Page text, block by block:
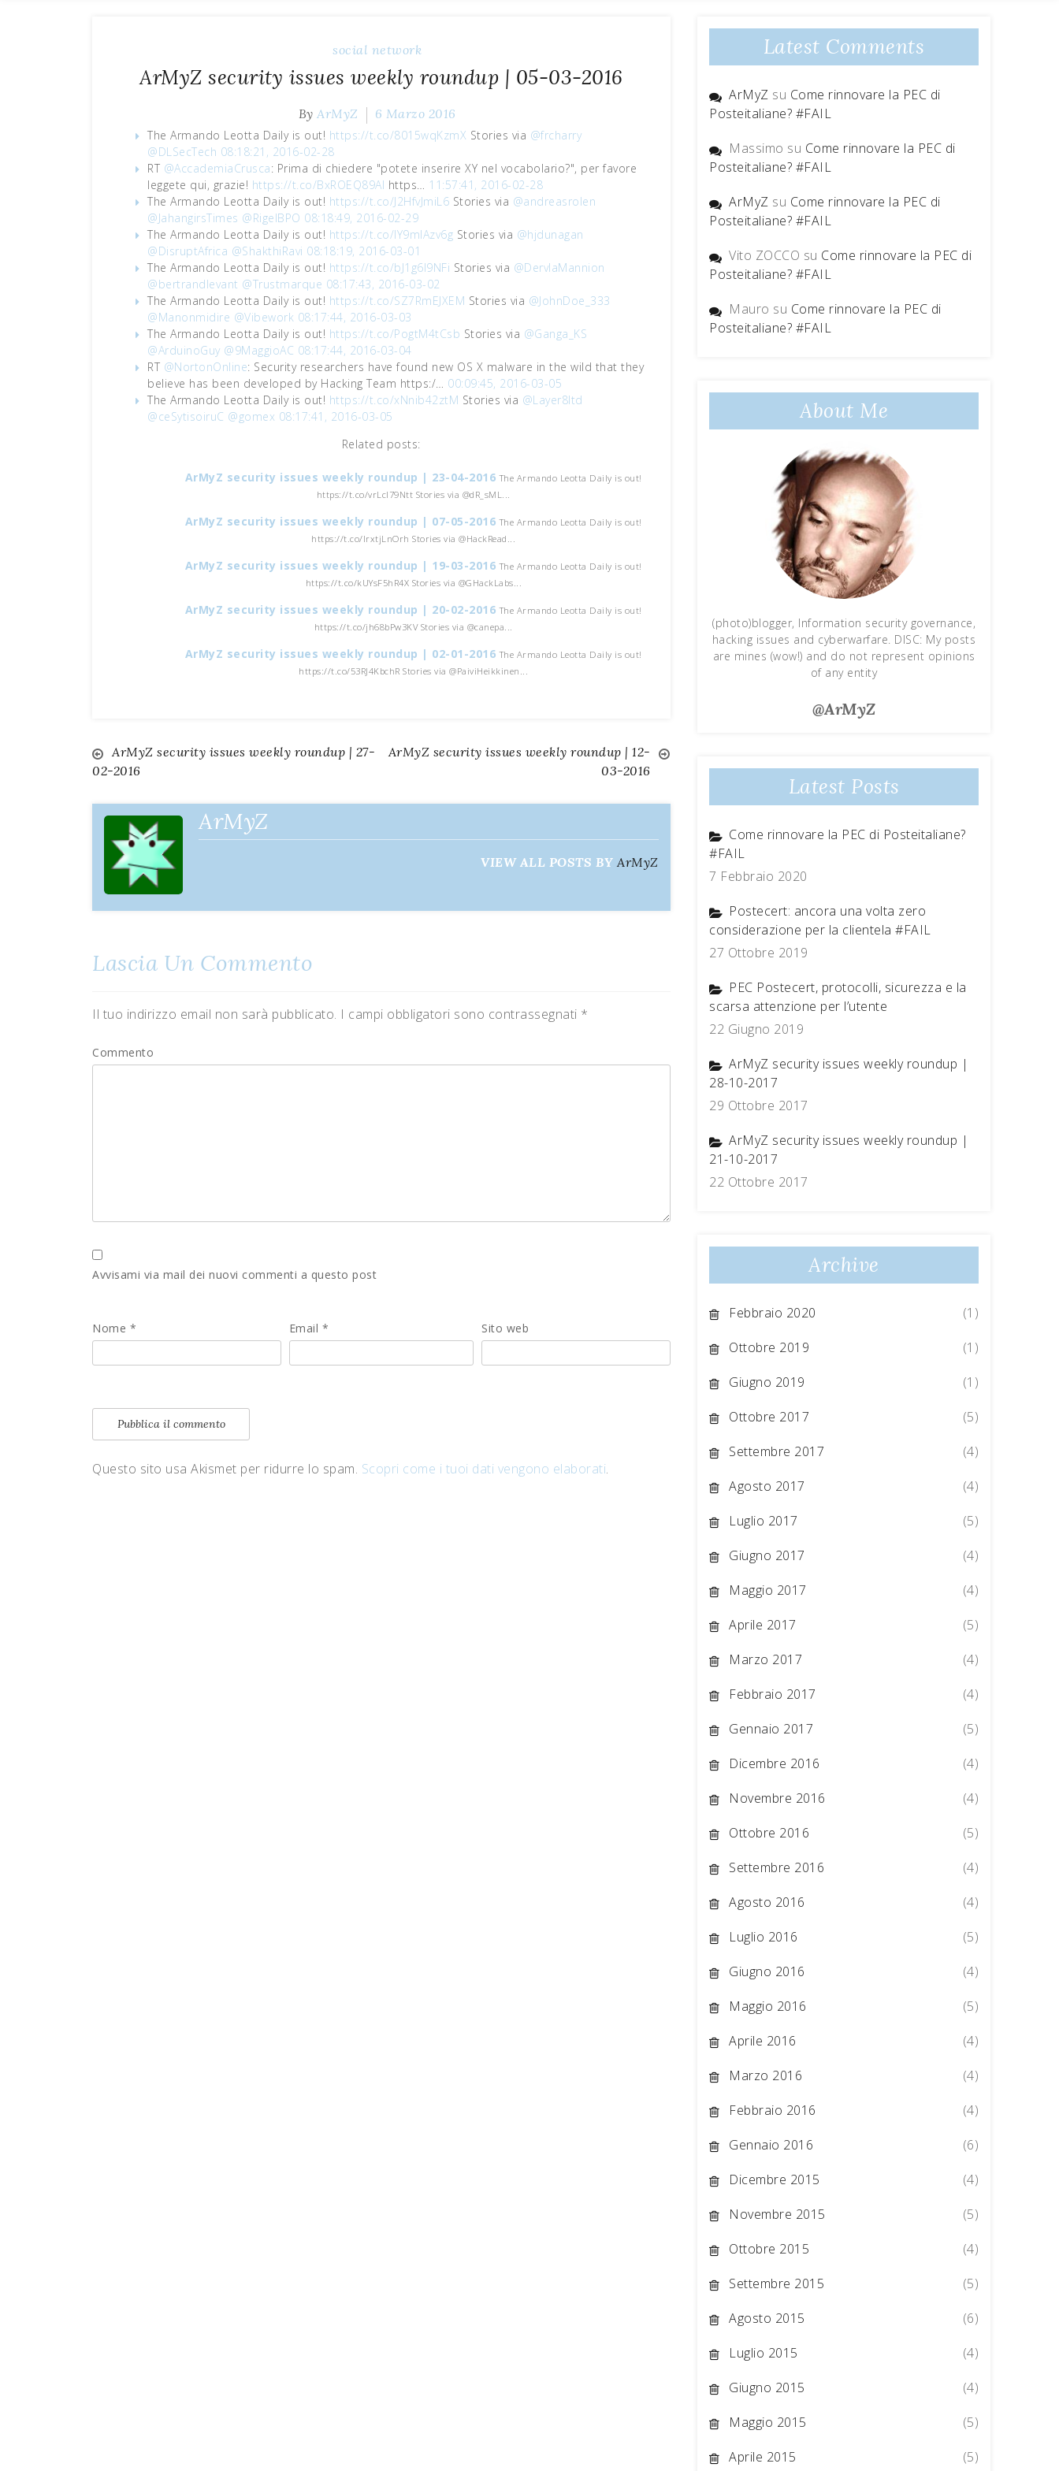
social network
ArMyZ security issues weekly roundup | 05-03-2016
ByArMyZ 6 Marzo 2016
The Armando Leotta Daily is out! https://t.co/8015wqKzmX Stories via @frcharry
@DLSecTech 08:18:21, 2016-02-28
RT @AccademiaCrusca: Prima di chiedere "potete inserire XY nel vocabolario?", per favore
leggete qui, grazie! https://t.co/BxROEQ89Al https… 11:57:41, 2016-02-28
The Armando Leotta Daily is out! https://t.co/J2HfvJmiL6 Stories via @andreasrolen
@JahangirsTimes @RigelBPO 08:18:49, 2016-02-29
The Armando Leotta Daily is out! https://t.co/IY9mIAzv6g Stories via @hjdunagan
@DisruptAfrica @ShakthiRavi 08:18:19, 2016-03-01
The Armando Leotta Daily is out! https://t.co/bJ1g6l9NFi Stories via @DervlaMannion
@bertrandlevant @Trustmarque 08:17:43, 2016-03-02
The Armando Leotta Daily is out! https://t.co/SZ7RmEJXEM Stories via @JohnDoe_333
@Manonmidire @Vibework 08:17:44, 2016-03-03
The Armando Leotta Daily is out! https://t.co/PogtM4tCsb Stories via @Ganga_KS
@ArduinoGuy @9MaggioAC 08:17:44, 2016-03-04
RT @NortonOnline: Security researchers have found new OS X malware in the wild that they
believe has been developed by Hacking Team https:/… 00:09:45, 2016-03-05
The Armando Leotta Daily is out! https://t.co/xNnib42ztM Stories via @Layer8ltd
@ceSytisoiruC @gomex 08:17:41, 2016-03-05
Related posts:
ArMyZ security issues weekly roundup | 23-04-2016The Armando Leotta Daily is out!
https://t.co/vrLcI79Ntt Stories via @dR_sML...
ArMyZ security issues weekly roundup | 07-05-2016The Armando Leotta Daily is out!
https://t.co/lrxtjLnOrh Stories via @HackRead...
ArMyZ security issues weekly roundup | 19-03-2016The Armando Leotta Daily is out!
https://t.co/kUYsF5hR4X Stories via @GHackLabs...
ArMyZ security issues weekly roundup | 20-02-2016The Armando Leotta Daily is out!
https://t.co/jh68bPw3KV Stories via @canepa...
ArMyZ security issues weekly roundup | 02-01-2016The Armando Leotta Daily is out!
https://t.co/53RJ4KbchR Stories via @PaiviHeikkinen...
Navigazione
articoli
ArMyZ security issues weekly roundup | 27-
02-2016
ArMyZ security issues weekly roundup | 12-
03-2016
ArMyZ
VIEW ALL POSTS BYArMyZ
Lascia Un Commento
Il tuo indirizzo email non sarà pubblicato. I campi obbligatori sono contrassegnati *
Commento
Avvisami via mail dei nuovi commenti a questo post
Nome * Email * Sito web
Questo sito usa Akismet per ridurre lo spam. Scopri come i tuoi dati vengono elaborati.
Latest Comments
ArMyZ su Come rinnovare la PEC di
Posteitaliane? #FAIL
Massimo su Come rinnovare la PEC di
Posteitaliane? #FAIL
ArMyZ su Come rinnovare la PEC di
Posteitaliane? #FAIL
Vito ZOCCO su Come rinnovare la PEC di
Posteitaliane? #FAIL
Mauro su Come rinnovare la PEC di
Posteitaliane? #FAIL
About Me
(photo)blogger, Information security governance,
hacking issues and cyberwarfare. DISC: My posts
are mines (wow!) and do not represent opinions
of any entity
@ArMyZ
Latest Posts
Come rinnovare la PEC di Posteitaliane?
#FAIL
7 Febbraio 2020
Postecert: ancora una volta zero
considerazione per la clientela #FAIL
27 Ottobre 2019
PEC Postecert, protocolli, sicurezza e la
scarsa attenzione per l’utente
22 Giugno 2019
ArMyZ security issues weekly roundup |
28-10-2017
29 Ottobre 2017
ArMyZ security issues weekly roundup |
21-10-2017
22 Ottobre 2017
Archive
Febbraio 2020
(1)
Ottobre 2019
(1)
Giugno 2019
(1)
Ottobre 2017
(5)
Settembre 2017
(4)
Agosto 2017
(4)
Luglio 2017
(5)
Giugno 2017
(4)
Maggio 2017
(4)
Aprile 2017
(5)
Marzo 2017
(4)
Febbraio 2017
(4)
Gennaio 2017
(5)
Dicembre 2016
(4)
Novembre 2016
(4)
Ottobre 2016
(5)
Settembre 2016
(4)
Agosto 2016
(4)
Luglio 2016
(5)
Giugno 2016
(4)
Maggio 2016
(5)
Aprile 2016
(4)
Marzo 2016
(4)
Febbraio 2016
(4)
Gennaio 2016
(6)
Dicembre 2015
(4)
Novembre 2015
(5)
Ottobre 2015
(4)
Settembre 2015
(5)
Agosto 2015
(6)
Luglio 2015
(4)
Giugno 2015
(4)
Maggio 2015
(5)
Aprile 2015
(5)